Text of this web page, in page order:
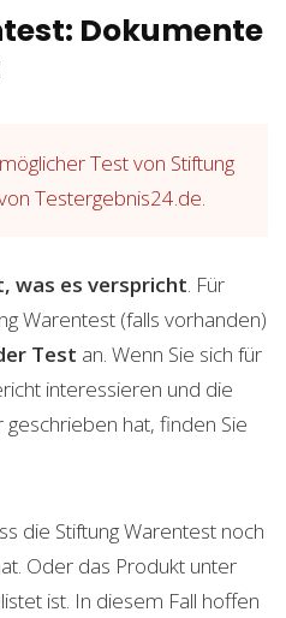
Dokumente
Test von Stiftung
Testergebnis24.de.
was es verspricht. Für
Warentest (falls vorhanden)
Test an. Wenn Sie sich für
interessieren und die
hat, finden Sie
die Stiftung Warentest noch
Oder das Produkt unter
ist. In diesem Fall hoffen